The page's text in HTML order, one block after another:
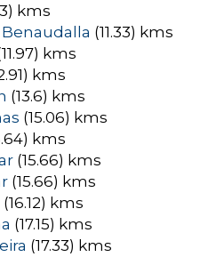
kms
(11.33) kms
kms
kms
(13.6) kms
(15.06) kms
kms
(15.66) kms
(15.66) kms
(16.12) kms
(17.15) kms
(17.33) kms